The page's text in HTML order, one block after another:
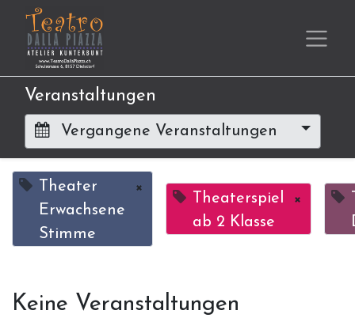
Veranstaltungen
Vergangene Veranstaltungen
Theater
Erwachsene
Stimme
×
Theaterspiel
ab 2 Klasse
×
Keine Veranstaltungen